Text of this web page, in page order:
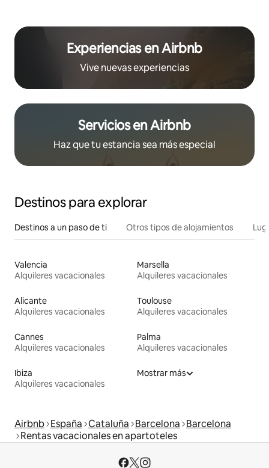
Experiencias en Airbnb
Vive nuevas experiencias
Servicios en Airbnb
Haz que tu estancia sea más especial
Destinos para explorar
Destinos a un paso de ti Otros tipos de alojamientos
Valencia
Alquileres vacacionales
Marsella
Alquileres vacacionales
Alicante
Alquileres vacacionales
Toulouse
Alquileres vacacionales
Cannes
Alquileres vacacionales
Palma
Alquileres vacacionales
Ibiza
Alquileres vacacionales
Mostrar más
Airbnb España Cataluña Barcelona Barcelona
Rentas vacacionales en apartoteles